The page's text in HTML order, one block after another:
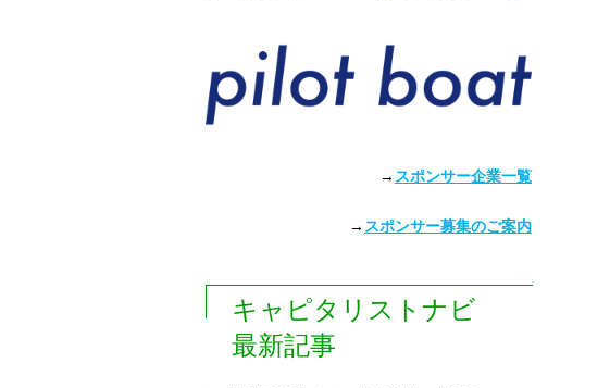
→ スポンサー企業一覧
→ スポンサー募集のご案内
キャピタリストナビ
最新記事